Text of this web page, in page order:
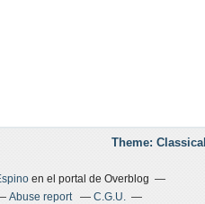
Theme:
en el portal de Overblog
Abuse report
C.G.U.